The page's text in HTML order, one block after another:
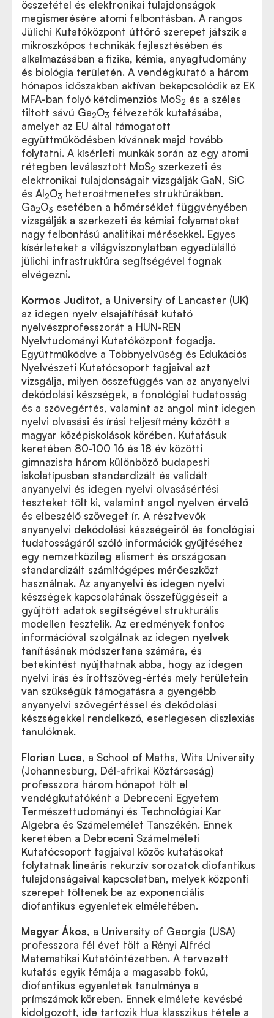
összetétel és elektronikai tulajdonságok
megismerésére atomi felbontásban. A rangos
Jülichi Kutatóközpont úttörő szerepet játszik a
mikroszkópos technikák fejlesztésében és
alkalmazásában a fizika, kémia, anyagtudomány
és biológia területén. A vendégkutató a három
hónapos időszakban aktívan bekapcsolódik az EK
MFA-ban folyó kétdimenziós MoS2 és a széles
tiltott sávú Ga2O3 félvezetők kutatásába,
amelyet az EU által támogatott
együttműködésben kívánnak majd tovább
folytatni. A kísérleti munkák során az egy atomi
rétegben leválasztott MoS2 szerkezeti és
elektronikai tulajdonságait vizsgálják GaN, SiC
és Al2O3 heteroátmenetes struktúrákban.
Ga2O3 esetében a hőmérséklet függvényében
vizsgálják a szerkezeti és kémiai folyamatokat
nagy felbontású analitikai mérésekkel. Egyes
kísérleteket a világviszonylatban egyedülálló
jülichi infrastruktúra segítségével fognak
elvégezni.
Kormos Juditot, a University of Lancaster (UK)
az idegen nyelv elsajátítását kutató
nyelvészprofesszorát a HUN-REN
Nyelvtudományi Kutatóközpont fogadja.
Együttműködve a Többnyelvűség és Edukációs
Nyelvészeti Kutatócsoport tagjaival azt
vizsgálja, milyen összefüggés van az anyanyelvi
dekódolási készségek, a fonológiai tudatosság
és a szövegértés, valamint az angol mint idegen
nyelvi olvasási és írási teljesítmény között a
magyar középiskolások körében. Kutatásuk
keretében 80-100 16 és 18 év közötti
gimnazista három különböző budapesti
iskolatípusban standardizált és validált
anyanyelvi és idegen nyelvi olvasásértési
teszteket tölt ki, valamint angol nyelven érvelő
és elbeszélő szöveget ír. A résztvevők
anyanyelvi dekódolási készségeiről és fonológiai
tudatosságáról szóló információk gyűjtéséhez
egy nemzetközileg elismert és országosan
standardizált számítógépes mérőeszközt
használnak. Az anyanyelvi és idegen nyelvi
készségek kapcsolatának összefüggéseit a
gyűjtött adatok segítségével strukturális
modellen tesztelik. Az eredmények fontos
információval szolgálnak az idegen nyelvek
tanításának módszertana számára, és
betekintést nyújthatnak abba, hogy az idegen
nyelvi írás és írottszöveg-értés mely területein
van szükségük támogatásra a gyengébb
anyanyelvi szövegértéssel és dekódolási
készségekkel rendelkező, esetlegesen diszlexiás
tanulóknak.
Florian Luca, a School of Maths, Wits University
(Johannesburg, Dél-afrikai Köztársaság)
professzora három hónapot tölt el
vendégkutatóként a Debreceni Egyetem
Természettudományi és Technológiai Kar
Algebra és Számelemélet Tanszékén. Ennek
keretében a Debreceni Számelméleti
Kutatócsoport tagjaival közös kutatásokat
folytatnak lineáris rekurzív sorozatok diofantikus
tulajdonságaival kapcsolatban, melyek központi
szerepet töltenek be az exponenciális
diofantikus egyenletek elméletében.
Magyar Ákos, a University of Georgia (USA)
professzora fél évet tölt a Rényi Alfréd
Matematikai Kutatóintézetben. A tervezett
kutatás egyik témája a magasabb fokú,
diofantikus egyenletek tanulmánya a
prímszámok köreben. Ennek elmélete kevésbé
kidolgozott, ide tartozik Hua klasszikus tétele a